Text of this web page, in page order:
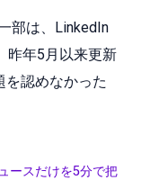
部は、LinkedIn
昨年5月以来更新
を認めなかった
ースだけを5分で把